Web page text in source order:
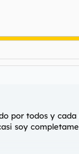
por todos y
soy